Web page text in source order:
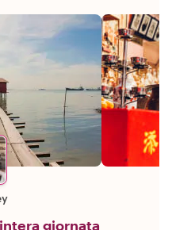
giornata